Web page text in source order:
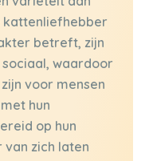
kattenliefhebber
betreft, zijn
waardoor
voor mensen
hun
op hun
van zich laten